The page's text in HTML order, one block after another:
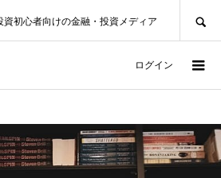
初心者向けの金融・投資メディア
ログイン